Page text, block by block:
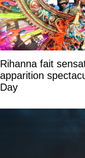
Rihanna fait
apparition
Day